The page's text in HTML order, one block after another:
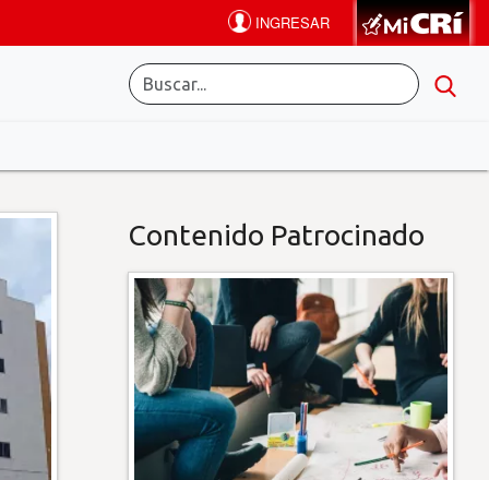
Contenido Patrocinado